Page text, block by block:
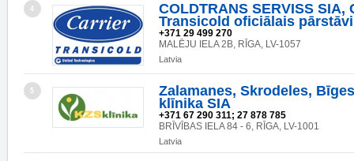
4
COLDTRANS SERVISS SIA,
Transicold oficiālais
+371 29 499 270
MALĒJU IELA 2B, RĪGA, LV-1057
Latvia
5
Zalamanes, Skrodeles,
klīnika SIA
+371 67 290 311; 27 878 785
BRĪVĪBAS IELA 84 - 6, RĪGA, LV-1001
Latvia